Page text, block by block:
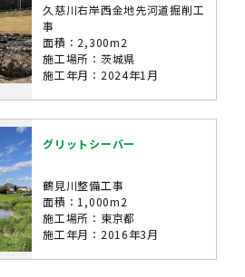
久慈川右岸西金地先河道掘削工
事
面積：2,300m2
施工場所：茨城県
施工年月：2024年1月
グリットシーバー
鶴見川整備工事
面積：1,000m2
施工場所：東京都
施工年月：2016年3月